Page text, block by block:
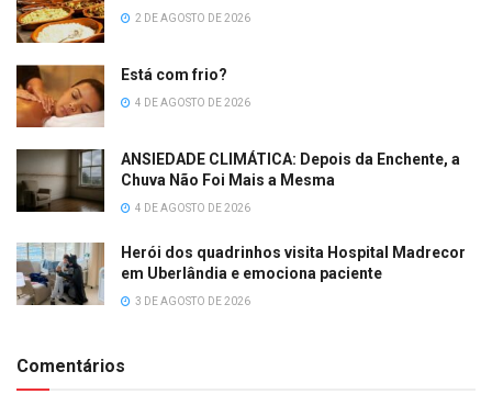
2 DE AGOSTO DE 2026
Está com frio?
4 DE AGOSTO DE 2026
ANSIEDADE CLIMÁTICA: Depois da Enchente, a
Chuva Não Foi Mais a Mesma
4 DE AGOSTO DE 2026
Herói dos quadrinhos visita Hospital Madrecor
em Uberlândia e emociona paciente
3 DE AGOSTO DE 2026
Comentários